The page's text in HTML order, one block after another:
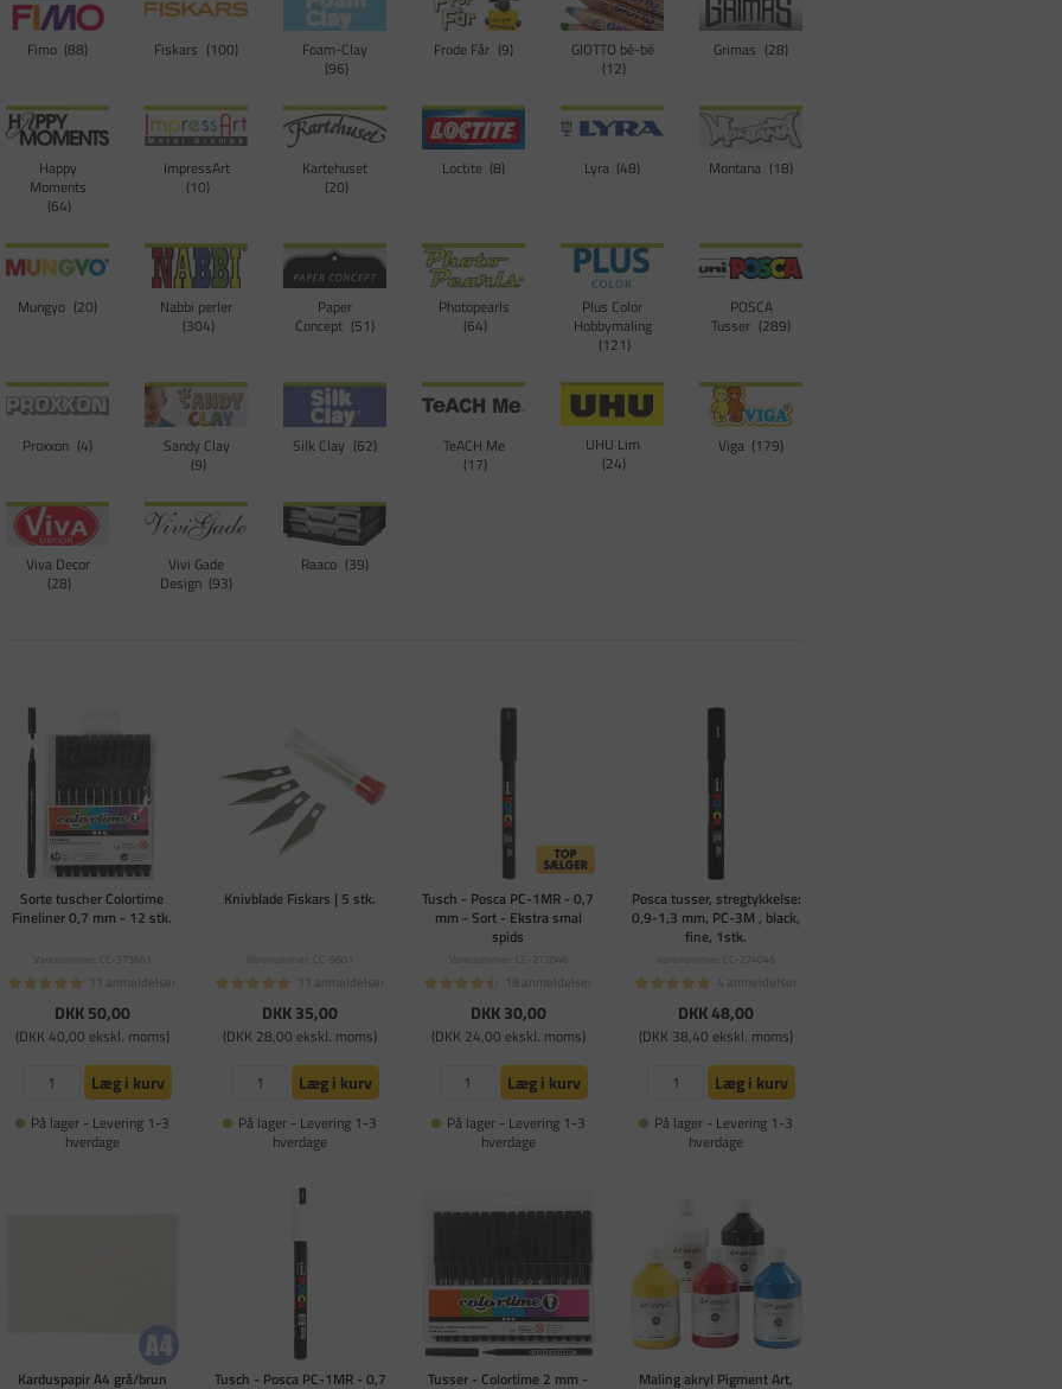
Fimo 88 Fiskars 100
Foam-Clay
96
Frode Får 9
GIOTTO bé-bé
12
Grimas 28
Happy
Moments
64
ImpressArt
10
Kartehuset
20
Loctite 8 Lyra 48 Montana 18
Mungyo 20
Nabbi perler
304
Paper
Concept 51
Photopearls
64
Plus Color
Hobbymaling
121
POSCA
Tusser 289
Proxxon 4
Sandy Clay
9
Silk Clay 62
TeACH Me
17
UHU Lim
24
Viga 179
Viva Decor
28
Vivi Gade
Design 93
Raaco 39
Sorte tuscher Colortime
Fineliner 0,7 mm - 12 stk.
Varenummer: CC-373661
11 anmeldelser
DKK 50,00
(DKK 40,00 ekskl. moms)
Læg i kurv
På lager - Levering 1-3
hverdage
Knivblade Fiskars | 5 stk.
Varenummer: CC-9601
11 anmeldelser
DKK 35,00
(DKK 28,00 ekskl. moms)
Læg i kurv
På lager - Levering 1-3
hverdage
Tusch - Posca PC-1MR - 0,7
mm - Sort - Ekstra smal
spids
Varenummer: CC-272046
18 anmeldelser
DKK 30,00
(DKK 24,00 ekskl. moms)
Læg i kurv
På lager - Levering 1-3
hverdage
Posca tusser, stregtykkelse:
0,9-1,3 mm, PC-3M , black,
fine, 1stk.
Varenummer: CC-274046
4 anmeldelser
DKK 48,00
(DKK 38,40 ekskl. moms)
Læg i kurv
På lager - Levering 1-3
hverdage
Karduspapir A4 grå/brun
Tusch - Posca PC-1MR - 0,7
Tusser - Colortime 2 mm -
Maling akryl Pigment Art,